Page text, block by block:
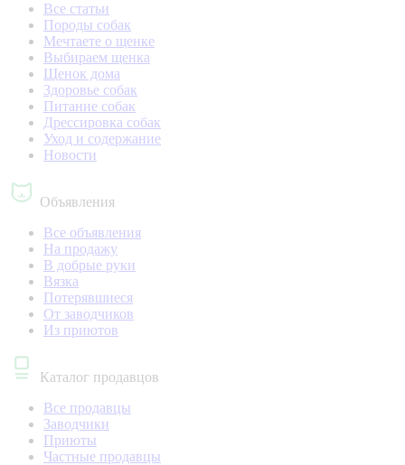
Все статьи
Породы собак
Мечтаете о щенке
Выбираем щенка
Щенок дома
Здоровье собак
Питание собак
Дрессировка собак
Уход и содержание
Новости
Объявления
Все объявления
На продажу
В добрые руки
Вязка
Потерявшиеся
От заводчиков
Из приютов
Каталог продавцов
Все продавцы
Заводчики
Приюты
Частные продавцы